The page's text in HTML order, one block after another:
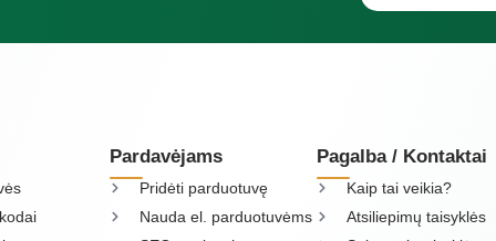
Pardavėjams
Pridėti parduotuvę
Nauda el. parduotuvėms
Pagalba / Kontaktai
Kaip tai veikia?
Atsiliepimų taisyklės